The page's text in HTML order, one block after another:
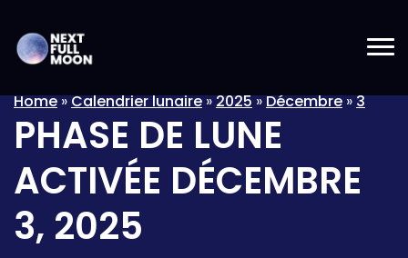
Home»Calendrier lunaire»2025»Décembre»3
PHASE DE LUNE
ACTIVÉE DÉCEMBRE
3, 2025